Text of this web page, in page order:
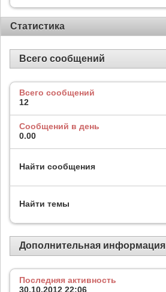
Статистика
Всего сообщений
Всего сообщений
12
Сообщений в день
0.00
Найти сообщения
Найти темы
Дополнительная информация
Последняя активность
30.10.2012 22:06